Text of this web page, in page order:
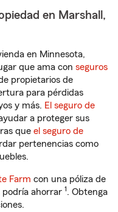
en Marshall,
en Minnesota,
que ama con seguros
propietarios de
para pérdidas
y más. El seguro de
a proteger sus
que el seguro de
pertenencias como
Farm con una póliza de
podría ahorrar 1. Obtenga